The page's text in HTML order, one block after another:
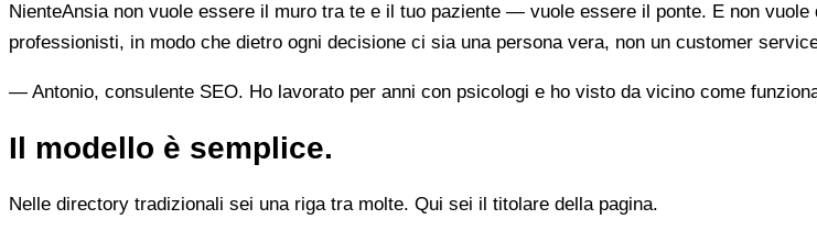
NienteAnsia non vuole essere il muro tra te e il tuo paziente — vuole essere il ponte. E non
professionisti, in modo che dietro ogni decisione ci sia una persona vera, non un customer
— Antonio, consulente SEO. Ho lavorato per anni con psicologi e ho visto da vicino come
Il modello è semplice.
Nelle directory tradizionali sei una riga tra molte. Qui sei il titolare della pagina.